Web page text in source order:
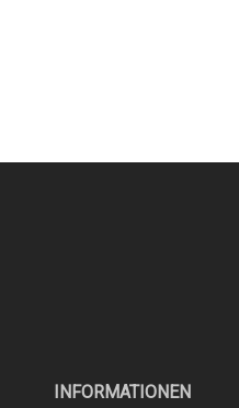
INFORMATIONEN